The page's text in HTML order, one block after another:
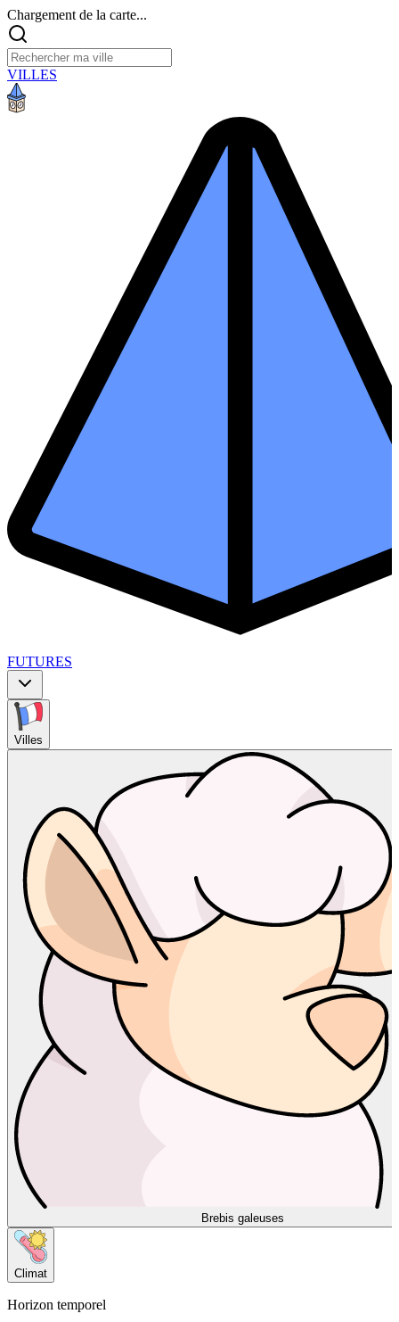
Chargement de la carte...
VILLES
FUTURES
Villes
Brebis galeuses
Climat
Horizon temporel